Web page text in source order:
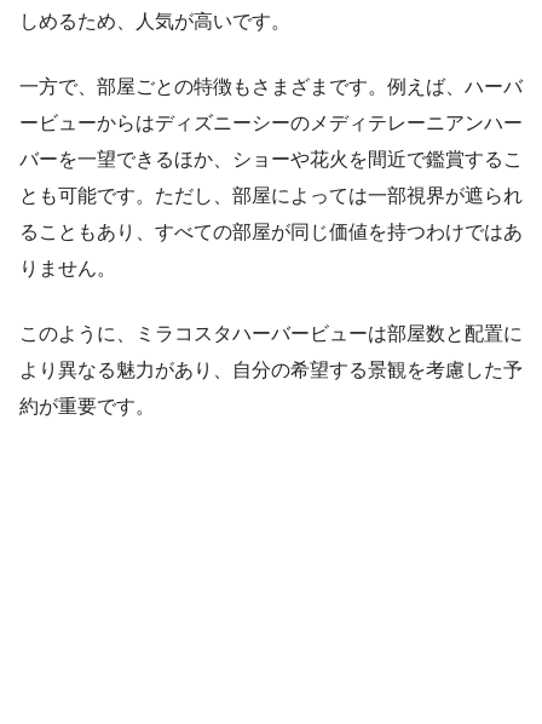
しめるため、人気が高いです。
一方で、部屋ごとの特徴もさまざまです。例えば、ハーバ
ービューからはディズニーシーのメディテレーニアンハー
バーを一望できるほか、ショーや花火を間近で鑑賞するこ
とも可能です。ただし、部屋によっては一部視界が遮られ
ることもあり、すべての部屋が同じ価値を持つわけではあ
りません。
このように、ミラコスタハーバービューは部屋数と配置に
より異なる魅力があり、自分の希望する景観を考慮した予
約が重要です。